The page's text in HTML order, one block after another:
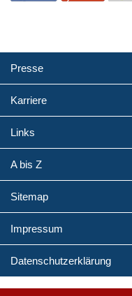
Presse
Karriere
Links
A bis Z
Sitemap
Impressum
Datenschutzerklärung